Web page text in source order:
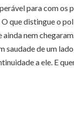
para com os
que distingue o
nem
saudade de um
a ele. E